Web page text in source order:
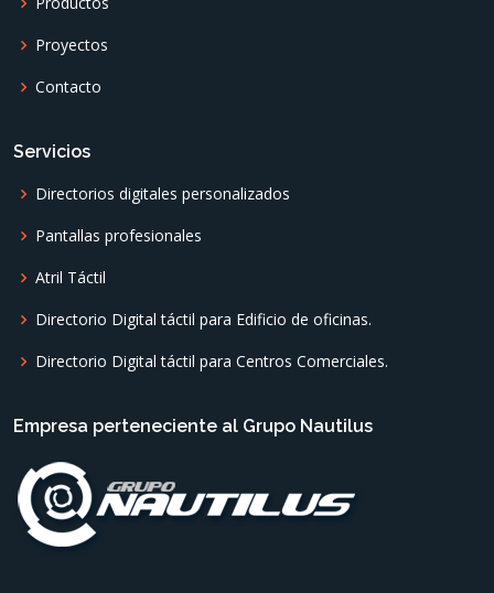
Proyectos
Contacto
Servicios
Directorios digitales personalizados
Pantallas profesionales
Atril Táctil
Directorio Digital táctil para Edificio de oficinas.
Directorio Digital táctil para Centros Comerciales.
Empresa perteneciente al Grupo Nautilus